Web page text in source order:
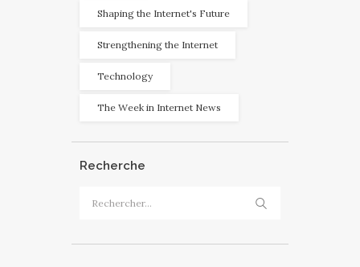
Shaping the Internet's Future
Strengthening the Internet
Technology
The Week in Internet News
Recherche